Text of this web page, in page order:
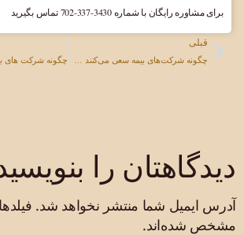
قبلی
برای مشاوره رایگان با شماره ‎702-337-3430 تماس بگیرید
دیدگاهتان را
آدرس ایمیل شما منتشر نخواهد شد.
مشخص شده‌اند.